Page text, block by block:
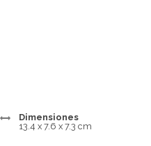
Dimensiones
13.4 x 7.6 x 7.3 cm